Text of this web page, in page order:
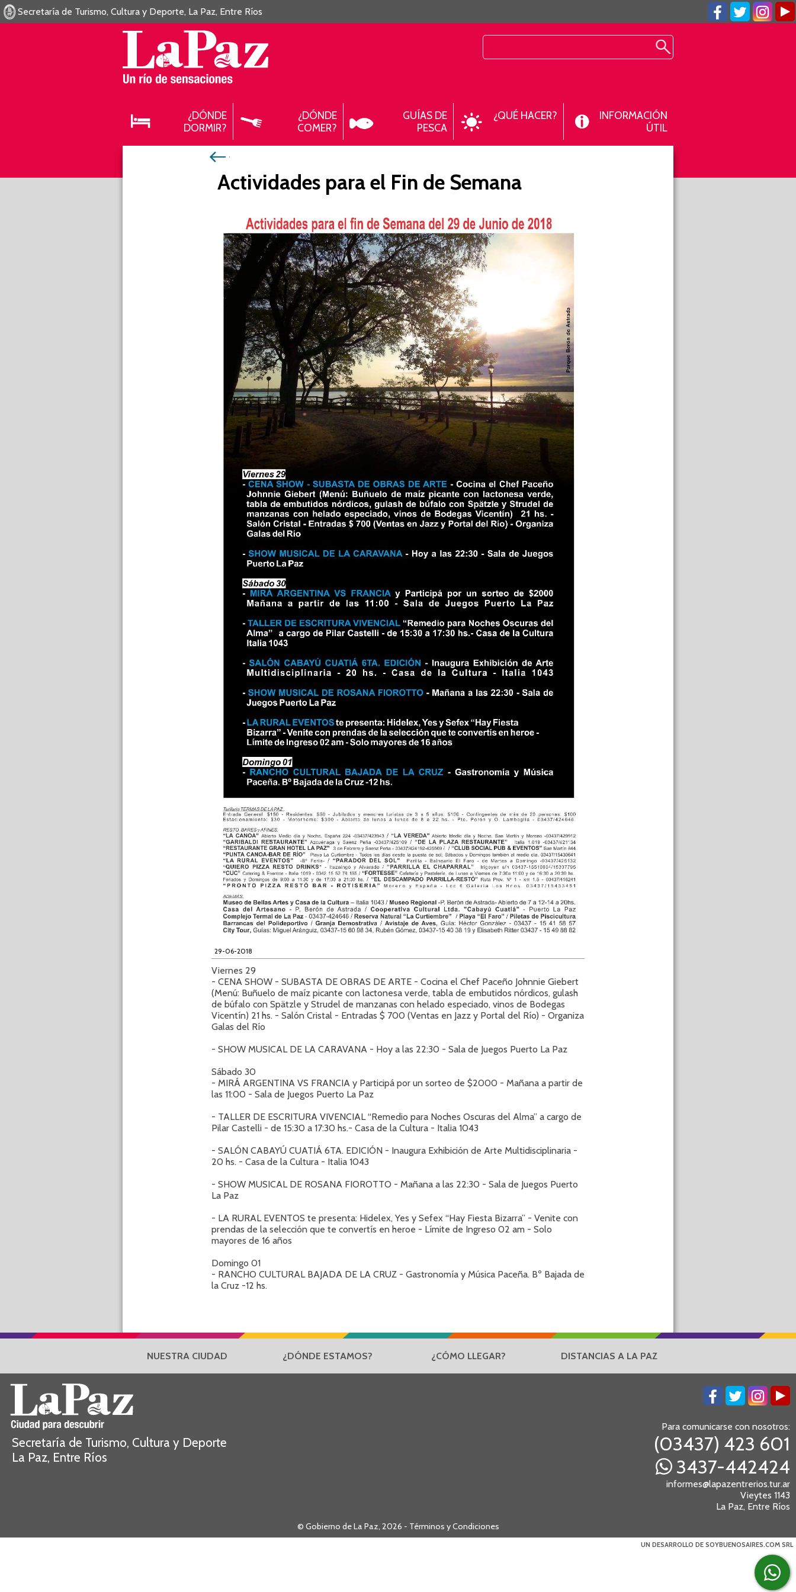
Secretaría de Turismo, Cultura y Deporte, La Paz, Entre Ríos
¿DÓNDE
DORMIR?
¿DÓNDE
COMER?
GUÍAS DE
PESCA
¿QUÉ HACER?
INFORMACIÓN
ÚTIL
Actividades para el Fin de Semana
29-06-2018
Viernes 29
- CENA SHOW - SUBASTA DE OBRAS DE ARTE - Cocina el Chef Paceño Johnnie Giebert
(Menú: Buñuelo de maíz picante con lactonesa verde, tabla de embutidos nórdicos, gulash
de búfalo con Spätzle y Strudel de manzanas con helado especiado, vinos de Bodegas
Vicentín) 21 hs. - Salón Cristal - Entradas $ 700 (Ventas en Jazz y Portal del Río) - Organiza
Galas del Río
- SHOW MUSICAL DE LA CARAVANA - Hoy a las 22:30 - Sala de Juegos Puerto La Paz
Sábado 30
- MIRÁ ARGENTINA VS FRANCIA y Participá por un sorteo de $2000 - Mañana a partir de
las 11:00 - Sala de Juegos Puerto La Paz
- TALLER DE ESCRITURA VIVENCIAL “Remedio para Noches Oscuras del Alma” a cargo de
Pilar Castelli - de 15:30 a 17:30 hs.- Casa de la Cultura - Italia 1043
- SALÓN CABAYÚ CUATIÁ 6TA. EDICIÓN - Inaugura Exhibición de Arte Multidisciplinaria -
20 hs. - Casa de la Cultura - Italia 1043
- SHOW MUSICAL DE ROSANA FIOROTTO - Mañana a las 22:30 - Sala de Juegos Puerto
La Paz
- LA RURAL EVENTOS te presenta: Hidelex, Yes y Sefex “Hay Fiesta Bizarra” - Venite con
prendas de la selección que te convertís en heroe - Límite de Ingreso 02 am - Solo
mayores de 16 años
Domingo 01
- RANCHO CULTURAL BAJADA DE LA CRUZ - Gastronomía y Música Paceña. Bº Bajada de
la Cruz -12 hs.
NUESTRA CIUDAD ¿DÓNDE ESTAMOS? ¿CÓMO LLEGAR? DISTANCIAS A LA PAZ
Secretaría de Turismo, Cultura y Deporte
La Paz, Entre Ríos
Para comunicarse con nosotros:
(03437) 423 601
3437-442424
informes@lapazentrerios.tur.ar
Vieytes 1143
La Paz, Entre Ríos
© Gobierno de La Paz, 2026 - Términos y Condiciones
UN DESARROLLO DE SOYBUENOSAIRES.COM SRL